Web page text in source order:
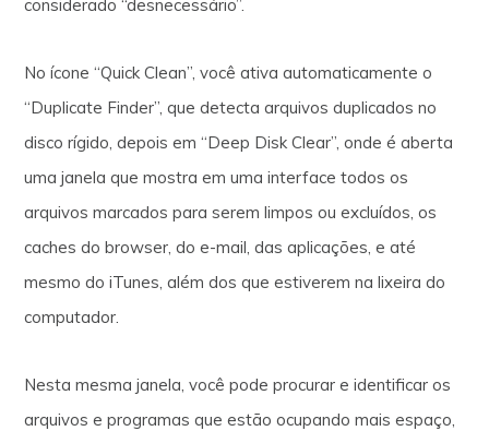
considerado “desnecessário”.
No ícone “Quick Clean”, você ativa automaticamente o
“Duplicate Finder”, que detecta arquivos duplicados no
disco rígido, depois em “Deep Disk Clear”, onde é aberta
uma janela que mostra em uma interface todos os
arquivos marcados para serem limpos ou excluídos, os
caches do browser, do e-mail, das aplicações, e até
mesmo do iTunes, além dos que estiverem na lixeira do
computador.
Nesta mesma janela, você pode procurar e identificar os
arquivos e programas que estão ocupando mais espaço,